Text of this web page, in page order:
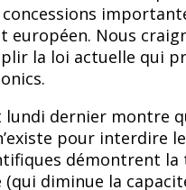
Nous
la loi actuelle qui
dernier montre
pour interdire
démontrent
diminue la